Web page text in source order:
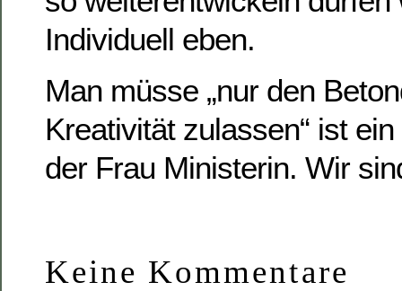
Individuell eben.
Man müsse „nur den
Kreativität zulassen“ ist
der Frau Ministerin. Wir
Keine Kommentare